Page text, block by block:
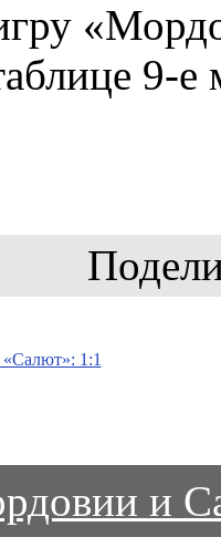
9-е
1:1
и